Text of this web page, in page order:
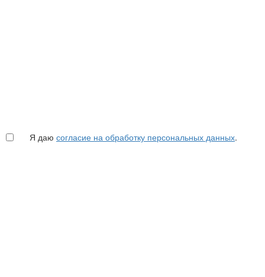
Я даю согласие на обработку персональных данных.